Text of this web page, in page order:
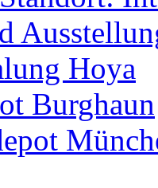
Hoya
Burghaun